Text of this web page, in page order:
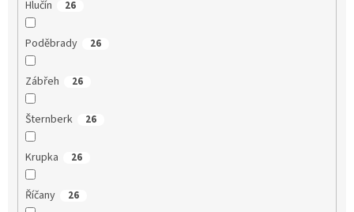
Hlučín 26
Poděbrady 26
Zábřeh 26
Šternberk 26
Krupka 26
Říčany 26